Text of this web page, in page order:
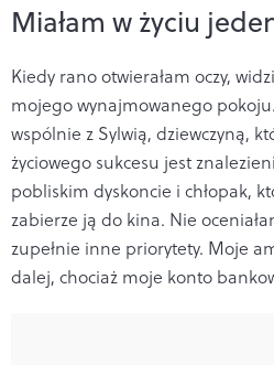
Miałam w życiu
Kiedy rano otwierałam oczy,
mojego wynajmowanego
wspólnie z Sylwią, dziewczyną,
życiowego sukcesu jest
pobliskim dyskoncie i chłopak,
zabierze ją do kina. Nie
zupełnie inne priorytety. Moje
dalej, chociaż moje konto